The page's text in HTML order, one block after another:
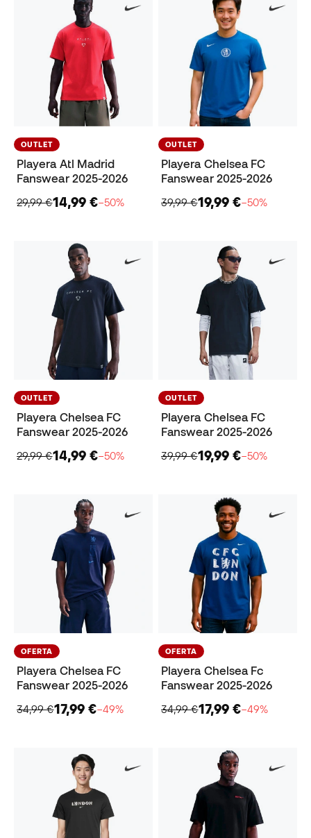
OUTLET
Playera Atl Madrid
Fanswear 2025-2026
29,99 €14,99 €−50%
OUTLET
Playera Chelsea FC
Fanswear 2025-2026
39,99 €19,99 €−50%
OUTLET
Playera Chelsea FC
Fanswear 2025-2026
29,99 €14,99 €−50%
OUTLET
Playera Chelsea FC
Fanswear 2025-2026
39,99 €19,99 €−50%
OFERTA
Playera Chelsea FC
Fanswear 2025-2026
34,99 €17,99 €−49%
OFERTA
Playera Chelsea Fc
Fanswear 2025-2026
34,99 €17,99 €−49%